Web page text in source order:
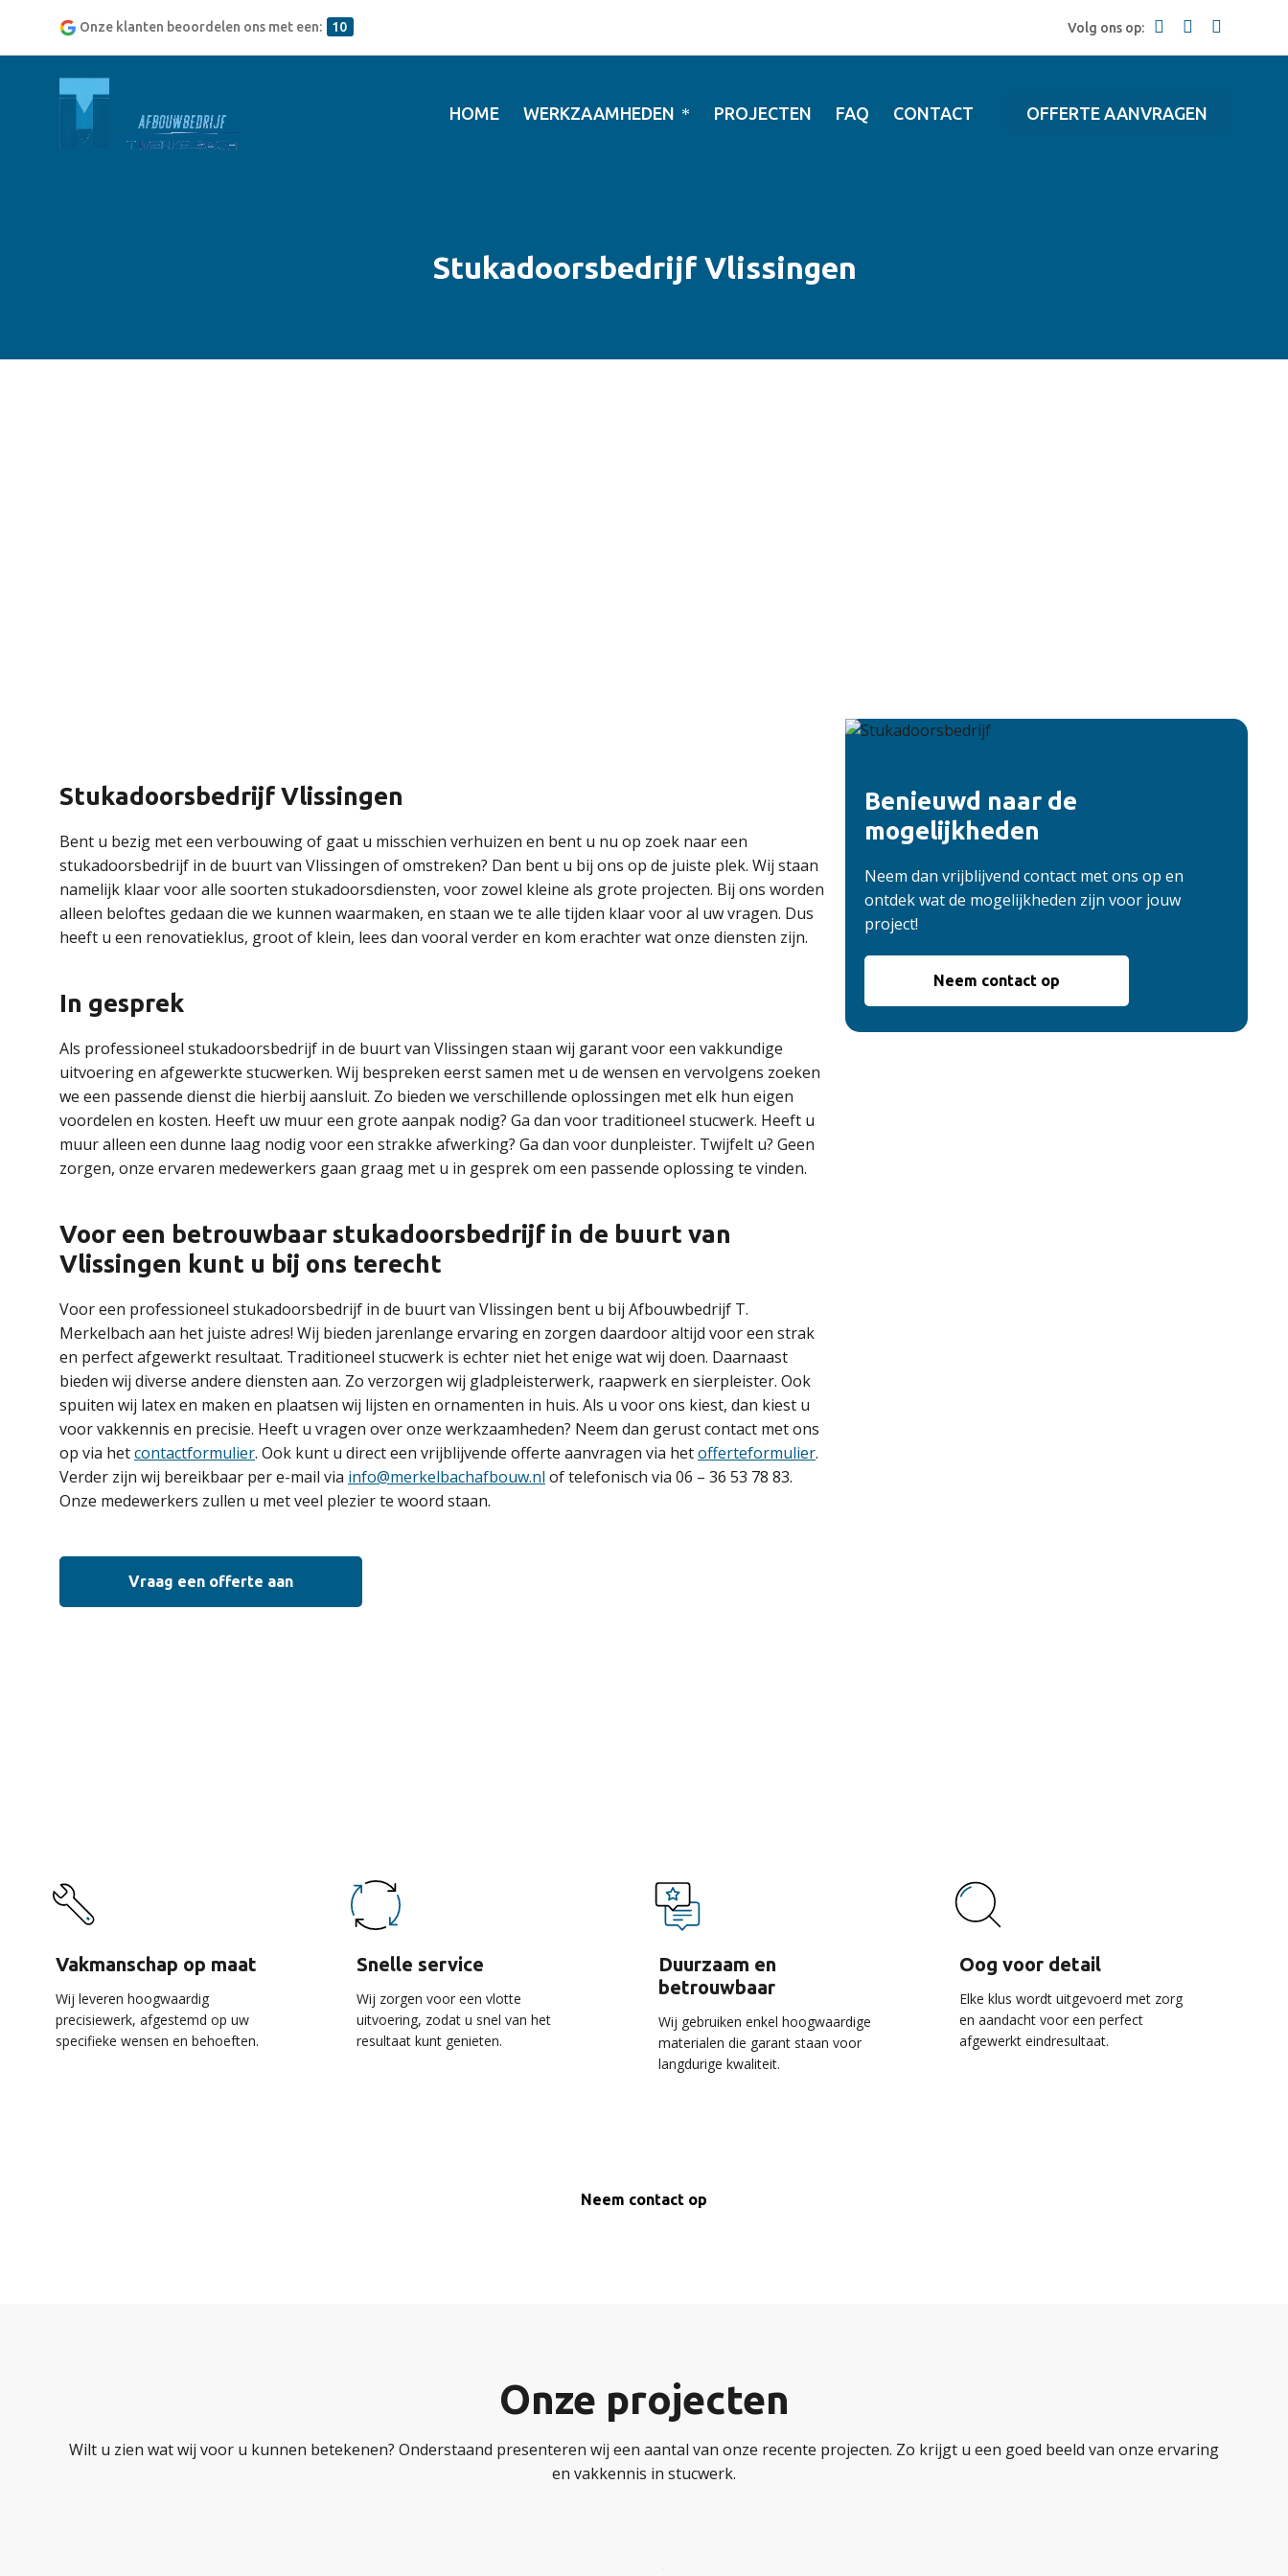
Onze klanten beoordelen ons met een: 10 Volg ons op:
HOME WERKZAAMHEDEN PROJECTEN FAQ CONTACT OFFERTE AANVRAGEN
Stukadoorsbedrijf Vlissingen
Stukadoorsbedrijf Vlissingen
Bent u bezig met een verbouwing of gaat u misschien verhuizen en bent u nu op zoek naar een
stukadoorsbedrijf in de buurt van Vlissingen of omstreken? Dan bent u bij ons op de juiste plek. Wij staan
namelijk klaar voor alle soorten stukadoorsdiensten, voor zowel kleine als grote projecten. Bij ons worden
alleen beloftes gedaan die we kunnen waarmaken, en staan we te alle tijden klaar voor al uw vragen. Dus
heeft u een renovatieklus, groot of klein, lees dan vooral verder en kom erachter wat onze diensten zijn.
In gesprek
Als professioneel stukadoorsbedrijf in de buurt van Vlissingen staan wij garant voor een vakkundige
uitvoering en afgewerkte stucwerken. Wij bespreken eerst samen met u de wensen en vervolgens zoeken
we een passende dienst die hierbij aansluit. Zo bieden we verschillende oplossingen met elk hun eigen
voordelen en kosten. Heeft uw muur een grote aanpak nodig? Ga dan voor traditioneel stucwerk. Heeft u
muur alleen een dunne laag nodig voor een strakke afwerking? Ga dan voor dunpleister. Twijfelt u? Geen
zorgen, onze ervaren medewerkers gaan graag met u in gesprek om een passende oplossing te vinden.
Voor een betrouwbaar stukadoorsbedrijf in de buurt van
Vlissingen kunt u bij ons terecht
Voor een professioneel stukadoorsbedrijf in de buurt van Vlissingen bent u bij Afbouwbedrijf T.
Merkelbach aan het juiste adres! Wij bieden jarenlange ervaring en zorgen daardoor altijd voor een strak
en perfect afgewerkt resultaat. Traditioneel stucwerk is echter niet het enige wat wij doen. Daarnaast
bieden wij diverse andere diensten aan. Zo verzorgen wij gladpleisterwerk, raapwerk en sierpleister. Ook
spuiten wij latex en maken en plaatsen wij lijsten en ornamenten in huis. Als u voor ons kiest, dan kiest u
voor vakkennis en precisie. Heeft u vragen over onze werkzaamheden? Neem dan gerust contact met ons
op via hetcontactformulier. Ook kunt u direct een vrijblijvende offerte aanvragen via hetofferteformulier.
Verder zijn wij bereikbaar per e-mail via info@merkelbachafbouw.nl of telefonisch via 06 – 36 53 78 83.
Onze medewerkers zullen u met veel plezier te woord staan.
Vraag een offerte aan
Benieuwd naar de
mogelijkheden
Neem dan vrijblijvend contact met ons op en
ontdek wat de mogelijkheden zijn voor jouw
project!
Neem contact op
Vakmanschap op maat
Wij leveren hoogwaardig
precisiewerk, afgestemd op uw
specifieke wensen en behoeften.
Snelle service
Wij zorgen voor een vlotte
uitvoering, zodat u snel van het
resultaat kunt genieten.
Duurzaam en
betrouwbaar
Wij gebruiken enkel hoogwaardige
materialen die garant staan voor
langdurige kwaliteit.
Oog voor detail
Elke klus wordt uitgevoerd met zorg
en aandacht voor een perfect
afgewerkt eindresultaat.
Neem contact op
Onze projecten
Wilt u zien wat wij voor u kunnen betekenen? Onderstaand presenteren wij een aantal van onze recente projecten. Zo krijgt u een goed beeld van onze ervaring
en vakkennis in stucwerk.